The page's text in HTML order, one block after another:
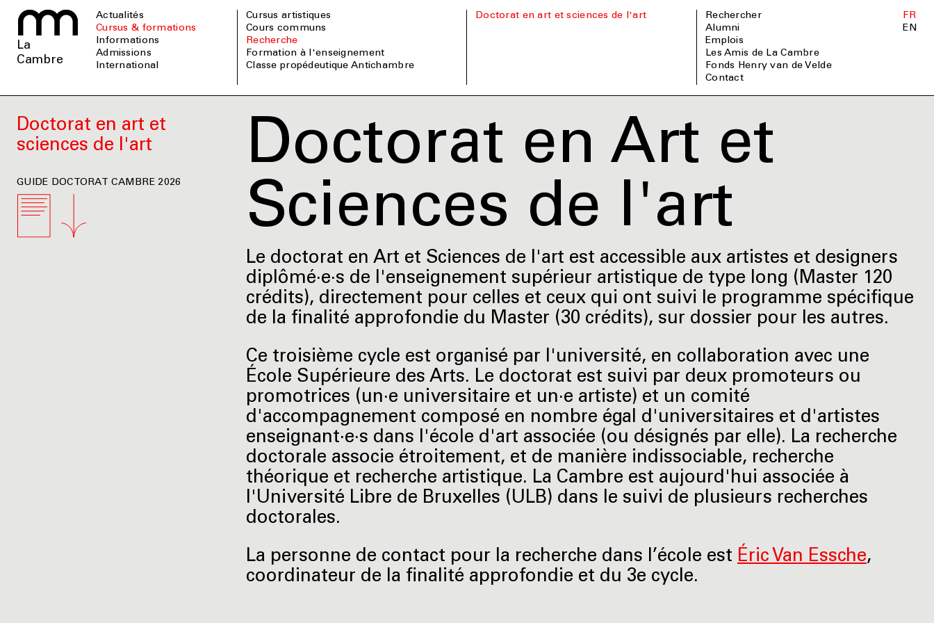
La
Cambre
Actualités
Cursus & formations
informations
admissions
international
Cursus artistiques
Cours communs
Recherche
Formation à l'enseignement
Classe propédeutique Antichambre
Doctorat en art et sciences de l'art
Rechercher
Alumni
Emplois
Les Amis de La Cambre
Fonds Henry van de Velde
Contact
FR
EN
Doctorat en art et
sciences de l'art
GUIDE DOCTORAT CAMBRE 2026
Doctorat en Art et
Sciences de l'art
Le doctorat en Art et Sciences de l'art est accessible aux artistes et designers
diplômé·e·s de l'enseignement supérieur artistique de type long (Master 120
crédits), directement pour celles et ceux qui ont suivi le programme spécifique
de la finalité approfondie du Master (30 crédits), sur dossier pour les autres.
Ce troisième cycle est organisé par l'université, en collaboration avec une
École Supérieure des Arts. Le doctorat est suivi par deux promoteurs ou
promotrices (un·e universitaire et un·e artiste) et un comité
d'accompagnement composé en nombre égal d'universitaires et d'artistes
enseignant·e·s dans l'école d'art associée (ou désignés par elle). La recherche
doctorale associe étroitement, et de manière indissociable, recherche
théorique et recherche artistique. La Cambre est aujourd'hui associée à
l'Université Libre de Bruxelles (ULB) dans le suivi de plusieurs recherches
doctorales.
La personne de contact pour la recherche dans l’école est Éric Van Essche,
coordinateur de la finalité approfondie et du 3e cycle.